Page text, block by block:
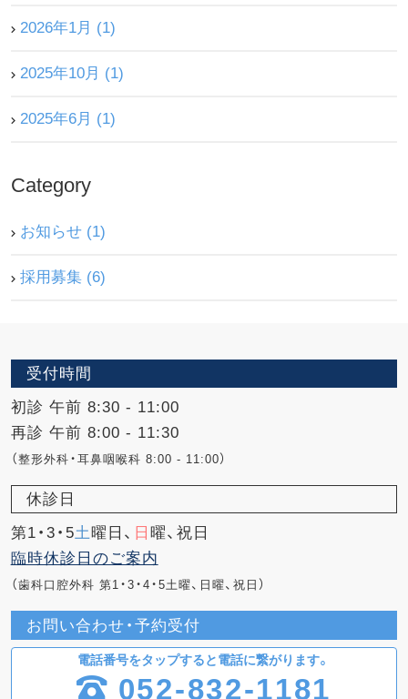
2026年1月 (1)
2025年10月 (1)
2025年6月 (1)
Category
お知らせ (1)
採用募集 (6)
受付時間
初診 午前 8:30 - 11:00
再診 午前 8:00 - 11:30
（整形外科・耳鼻咽喉科 8:00 - 11:00）
休診日
第1・3・5土曜日、 日 曜、祝日
臨時休診日のご案内
（歯科口腔外科 第1・3・4・5土曜、日曜、祝日）
お問い合わせ・予約受付
電話番号をタップすると電話に繋がります。
052-832-1181